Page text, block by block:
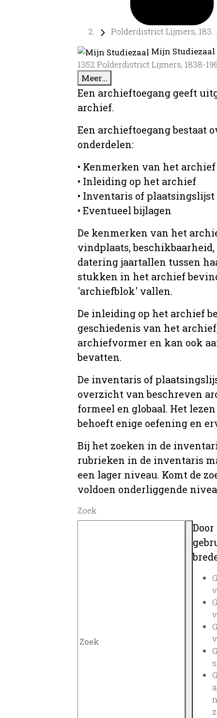
Polderdistrict Lijmers, 183...
Mijn
1352 Polderdistrict Lijmers, 1838-
Meer...
Een archieftoegang geeft
archief.
Een archieftoegang bestaat
onderdelen:
• Kenmerken van het archief
• Inleiding op het archief
• Inventaris of plaatsingslijst
• Eventueel bijlagen
De kenmerken van het
vindplaats,
datering jaartallen tussen
stukken in het archief
'archiefblok' vallen.
De inleiding op het archief
geschiedenis van het
archiefvormer en kan ook
bevatten.
De inventaris of
overzicht van beschreven
formeel en globaal. Het
behoeft enige oefening en
Bij het zoeken in de
rubrieken in de inventaris
een lager niveau. Komt de
voldoen onderliggende
Zoek